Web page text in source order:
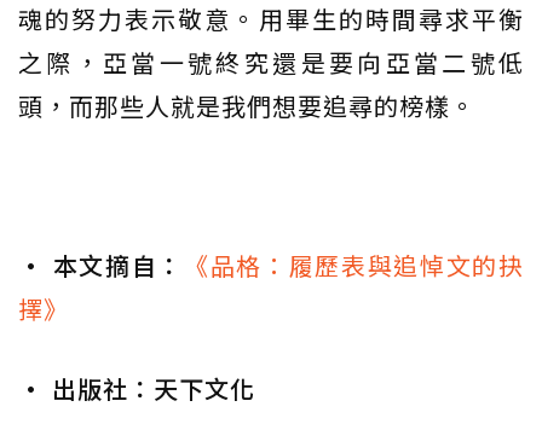
魂的努力表示敬意。用畢生的時間尋求平衡
之際，亞當一號終究還是要向亞當二號低
頭，而那些人就是我們想要追尋的榜樣。
• 本文摘自：
《品格：履歷表與追悼文的抉
擇》
• 出版社：天下文化